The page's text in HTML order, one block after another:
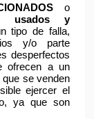
o
usados y
tipo de falla,
y/o parte
desperfectos
ofrecen a un
se venden
ejercer el
ya que son